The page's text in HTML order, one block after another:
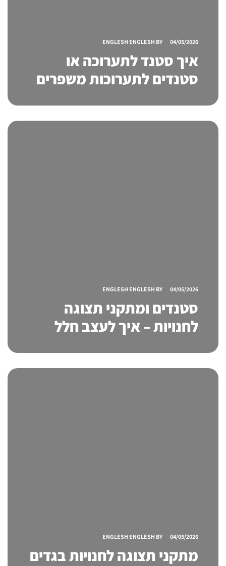
04/05/2026
BY
ENGLESH ENGLESH
איך סטנד לתערוכה או
סטנדים לתערוכות משפרים
04/05/2026
BY
ENGLESH ENGLESH
סטנדים ומתקני תצוגה
לחנויות – איך לעצב חלל
04/05/2026
BY
ENGLESH ENGLESH
מתקני תצוגה לחנויות בגדים